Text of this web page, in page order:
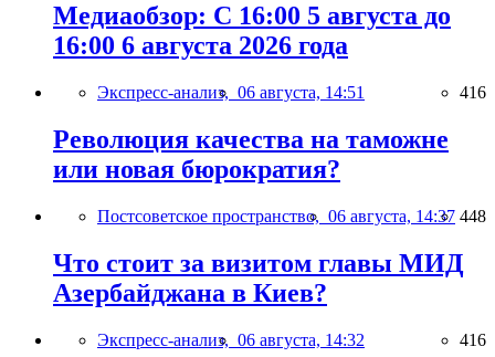
Медиаобзор: С 16:00 5 августа до
16:00 6 августа 2026 года
Экспресс-анализ, 06 августа, 14:51 416
Революция качества на таможне
или новая бюрократия?
Постсоветское пространство, 06 августа, 14:37 448
Что стоит за визитом главы МИД
Азербайджана в Киев?
Экспресс-анализ, 06 августа, 14:32 416